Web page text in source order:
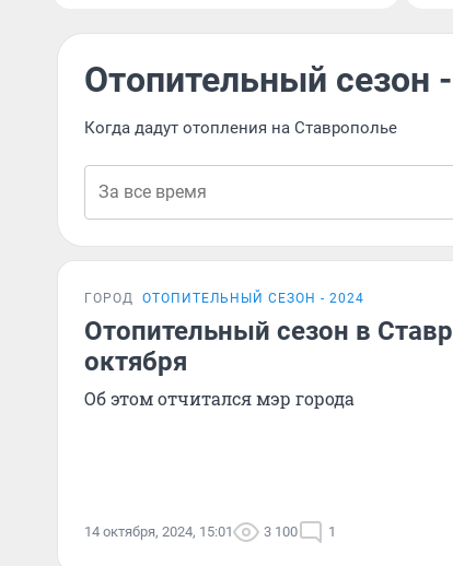
Отопительный сезон
Когда дадут отопления на Ставрополье
ГОРОД ОТОПИТЕЛЬНЫЙ СЕЗОН - 2024
Отопительный сезон в
октября
Об этом отчитался мэр города
14 октября, 2024, 15:01 3 100 1